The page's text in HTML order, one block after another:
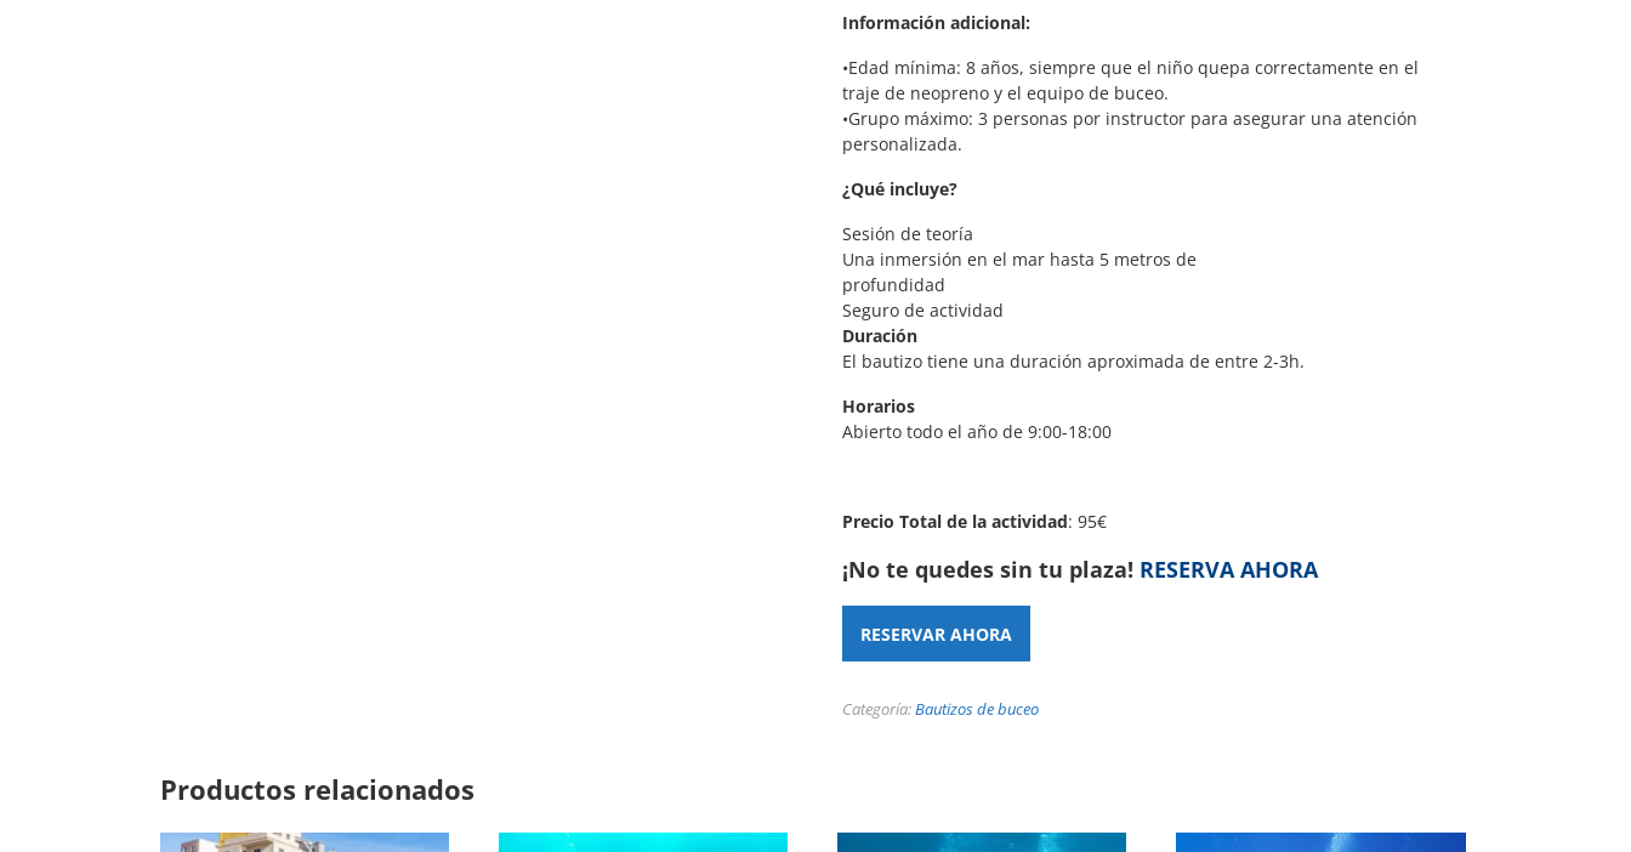
Información adicional:
•Edad mínima: 8 años, siempre que el niño quepa correctamente en el
traje de neopreno y el equipo de buceo.
•Grupo máximo: 3 personas por instructor para asegurar una atención
personalizada.
¿Qué incluye?
Sesión de teoría
Una inmersión en el mar hasta 5 metros de
profundidad
Seguro de actividad
Duración
El bautizo tiene una duración aproximada de entre 2-3h.
Horarios
Abierto todo el año de 9:00-18:00
Precio Total de la actividad: 95€
¡No te quedes sin tu plaza! RESERVA AHORA
RESERVAR AHORA
Categoría:Bautizos de buceo
Productos relacionados